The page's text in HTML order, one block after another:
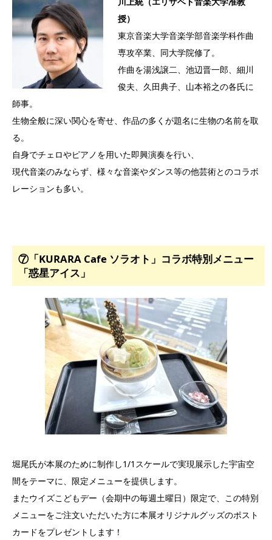
授）
東京音楽大学音楽学部音楽学科作曲
専攻卒業、同大学院修了。
作曲を湯浅譲二、池辺晋一郎、細川
俊夫、久田典子、山本裕之の各氏に
師事。
生物全般に深い関心を寄せ、作品の多くが題名に生物の名前を取
る。
自身でチェロやピアノを用いた即興演奏を行い、
現代音楽のみならず、様々な音楽やダンス等の他芸術とのコラボ
レーションも多い。
⑦「KURARA Cafe ソラオト」コラボ特別メニュー
「惑星アイス」
堀尾氏が本展のために制作し1/1スケールで実現展示した宇宙空
間をテーマに、限定メニューを提供します。
またウイズこどもデー（会期中の毎週土曜日）限定で、この特別
メニューをご注文いただいた方に本展オリジナルグッズのポスト
カードをプレゼントします！